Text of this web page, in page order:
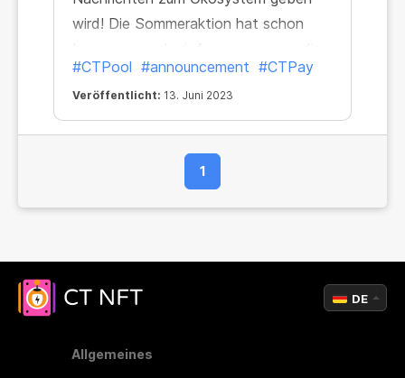
wird! Die Sommeraktion hat schon
zweite große Mitteilung verkünden zu
können: Der CT-Pay-Service ist
bereits für Pool Mining verfügbar!
#CTPool #announcement #CTPay
Veröffentlicht: 13. Juni 2023
1
Allgemeines
DE